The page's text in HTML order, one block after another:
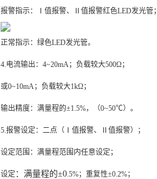
报警指示：Ⅰ值报警、Ⅱ值报警红色LED发光管；
正常指示：绿色LED发光管。
4.电流输出： 4~20mA； 负载较大500Ω；
或0~10mA； 负载较大1kΩ；
输出精度：满量程的±1.5%，（0~50℃）。
5.报警设定：二点（ Ⅰ值报警、Ⅱ值报警）；
设定范围：满量程范围内任意设定；
设定 ：满量程的±0.5%；重复性±0.2%；